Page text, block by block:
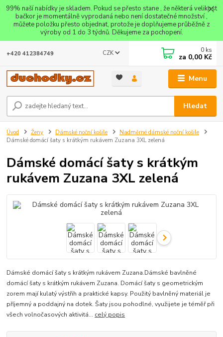
99% naší nabídky je skladem. Pokud se přesto stane , že některá velikost
bačkor je momentálně vyprodaná nebo není dostatečné množství ,
můžete položku přesto objednat, protože je doplňujeme průběžně z
výroby od 1 do 3 týdnů. Děkujeme za pochopení.
Menu
CZK
Hledat
+420 412384749 0 ks
za 0,00 Kč
Úvod Ženy Dámské noční košile
Nadměrné dámské noční košile
Dámské domácí šaty s krátkým rukávem Zuzana 3XL zelená
Dámské domácí šaty s krátkým
rukávem Zuzana 3XL zelená
Dámské domácí šaty s krátkým rukávem Zuzana.Dámské bavlněné
domácí šaty s krátkým rukávem Zuzana. Domácí šaty s geometrickým
zorem mají kulatý výstřih a praktické kapsy. Použitý bavlněný materiál je
příjemný a poddajný na dotek. Šaty jsou pohodlné, využijete je téměř při
všech volnočasových aktivitá... celý popis